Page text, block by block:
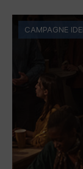
CAMPAGNE